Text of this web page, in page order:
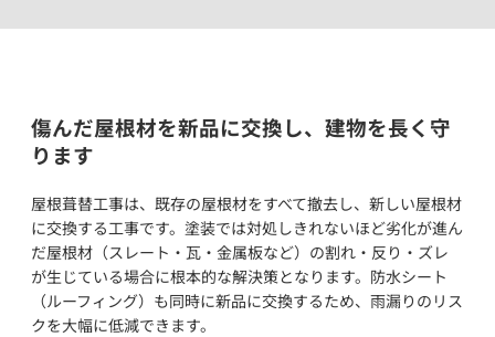
傷んだ屋根材を新品に交換し、建物を長く守
ります
屋根葺替工事は、既存の屋根材をすべて撤去し、新しい屋根材
に交換する工事です。塗装では対処しきれないほど劣化が進ん
だ屋根材（スレート・瓦・金属板など）の割れ・反り・ズレ
が生じている場合に根本的な解決策となります。防水シート
（ルーフィング）も同時に新品に交換するため、雨漏りのリス
クを大幅に低減できます。